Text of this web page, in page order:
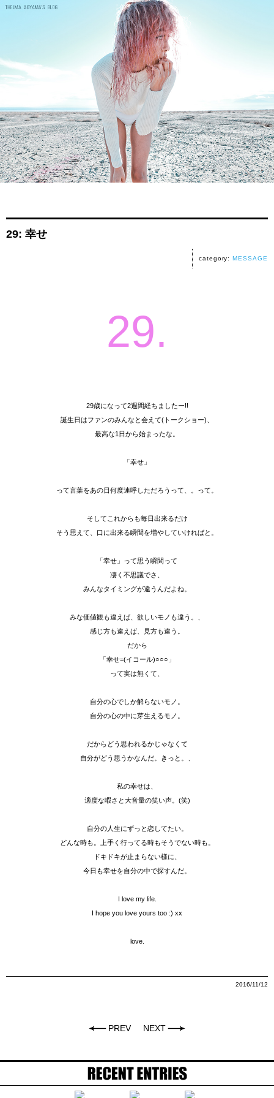
29: 幸せ
category: MESSAGE
29.
29歳になって2週間経ちましたー!!
誕生日はファンのみんなと会えて(トークショー)、
最高な1日から始まったな。
「幸せ」
って言葉をあの日何度連呼しただろうって、。って。
そしてこれからも毎日出来るだけ
そう思えて、口に出来る瞬間を増やしていければと。
「幸せ」って思う瞬間って
凄く不思議でさ、
みんなタイミングが違うんだよね。
みな価値観も違えば、欲しいモノも違う。、
感じ方も違えば、見方も違う。
だから
「幸せ=(イコール)○○○」
って実は無くて、
自分の心でしか解らないモノ。
自分の心の中に芽生えるモノ。
だからどう思われるかじゃなくて
自分がどう思うかなんだ。きっと。、
私の幸せは、
適度な暇さと大音量の笑い声。(笑)
自分の人生にずっと恋してたい。
どんな時も。上手く行ってる時もそうでない時も。
ドキドキが止まらない様に、
今日も幸せを自分の中で探すんだ。
I love my life.
I hope you love yours too :) xx
love.
2016/11/12
PREV NEXT